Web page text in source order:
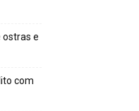
ostras e
com